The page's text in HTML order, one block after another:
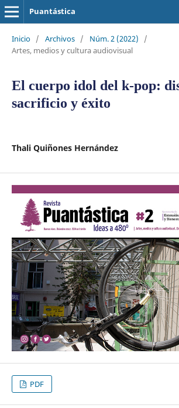
Puantástica
Inicio / Archivos / Núm. 2 (2022)
/
Artes, medios y cultura audiovisual
El cuerpo idol del k-pop:
sacrificio y éxito
Thali Quiñones Hernández
PDF